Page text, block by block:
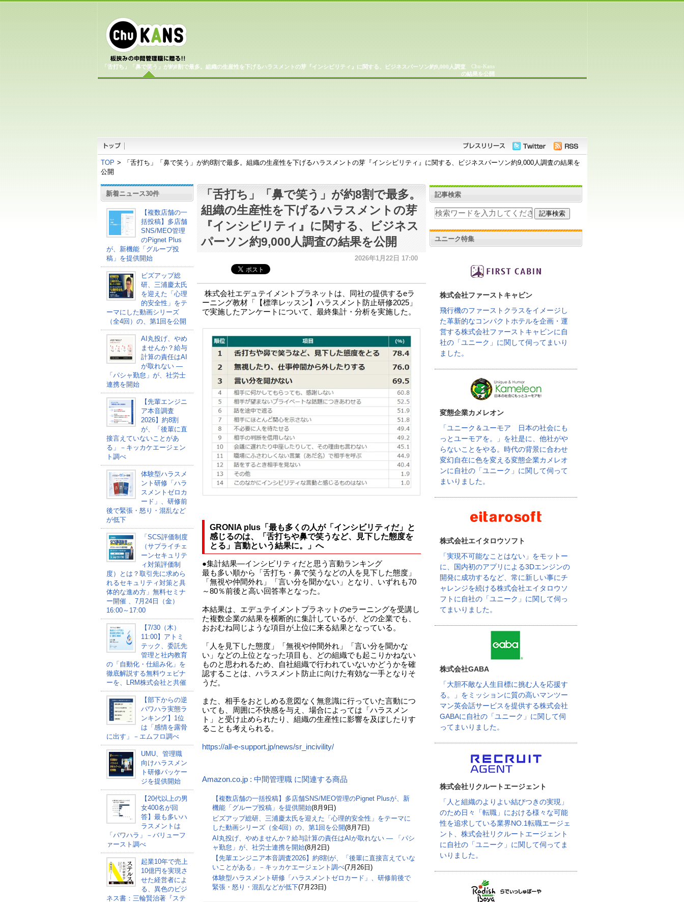
Chu-Kans
「舌打ち」「鼻で笑う」が約8割で最多。組織の生産性を下げるハラスメントの芽『インシビリティ』に関する、ビジネスパーソン約9,000人調査
の結果を公開
TOP >
「舌打ち」「鼻で笑う」が約8割で最多。組織の生産性を下げるハラスメントの芽『インシビリティ』に関する、ビジネスパーソン約9,000人調査の結果を
公開
新着ニュース30件
【複数店舗の一
括投稿】多店舗
SNS/MEO管理
のPignet Plus
が、新機能「グループ投
稿」を提供開始
ビズアップ総
研、三浦慶太氏
を迎えた「心理
的安全性」をテ
ーマにした動画シリーズ
（全4回）の、第1回を公開
AI丸投げ、やめ
ませんか？給与
計算の責任はAI
が取れない ―
「パシャ勤怠」が、社労士
連携を開始
【先輩エンジニ
ア本音調査
2026】約8割
が、「後輩に直
接言えていないことがあ
る」－キッカケエージェン
ト調べ
体験型ハラスメ
ント研修「ハラ
スメントゼロカ
ード」、研修前
後で緊張・怒り・混乱など
が低下
「SCS評価制度
（サプライチェ
ーンセキュリテ
ィ対策評価制
度）とは？取引先に求めら
れるセキュリティ対策と具
体的な進め方」無料セミナ
ー開催 、7月24日（金）
16:00～17:00
【7/30（木）
11:00】アトミ
テック、委託先
管理と社内教育
の「自動化・仕組み化」を
徹底解説する無料ウェビナ
ーを、LRM株式会社と共催
【部下からの逆
パワハラ実態ラ
ンキング】1位
は「感情を露骨
に出す」－エムフロ調べ
UMU、管理職
向けハラスメン
ト研修パッケー
ジを提供開始
【20代以上の男
女400名が回
答】最も多いハ
ラスメントは
「パワハラ」－バリューフ
ァースト調べ
起業10年で売上
10億円を実現さ
せた経営者によ
る、異色のビジ
ネス書：三輪賢治著『ステ
「舌打ち」「鼻で笑う」が約8割で最多。
組織の生産性を下げるハラスメントの芽
『インシビリティ』に関する、ビジネス
パーソン約9,000人調査の結果を公開
2026年1月22日 17:00
株式会社エデュテイメントプラネットは、同社の提供するeラ
ーニング教材「【標準レッスン】ハラスメント防止研修2025」
で実施したアンケートについて、最終集計・分析を実施した。
GRONIA plus「最も多くの人が「インシビリティだ」と
感じるのは、「舌打ちや鼻で笑うなど、見下した態度を
とる」言動という結果に。」へ
●集計結果―インシビリティだと思う言動ランキング
最も多い順から「舌打ち・鼻で笑うなどの人を見下した態度」
「無視や仲間外れ」「言い分を聞かない」となり、いずれも70
～80％前後と高い回答率となった。
本結果は、エデュテイメントプラネットのeラーニングを受講し
た複数企業の結果を横断的に集計しているが、どの企業でも、
おおむね同じような項目が上位に来る結果となっている。
「人を見下した態度」「無視や仲間外れ」「言い分を聞かな
い」などの上位となった項目も、どの組織でも起こりかねない
ものと思われるため、自社組織で行われていないかどうかを確
認することは、ハラスメント防止に向けた有効な一手となりそ
うだ。
また、相手をおとしめる意図なく無意識に行っていた言動につ
いても、周囲に不快感を与え、場合によっては「ハラスメン
ト」と受け止められたり、組織の生産性に影響を及ぼしたりす
ることも考えられる。
https://all-e-support.jp/news/sr_incivility/
Amazon.co.jp : 中間管理職 に関連する商品
【複数店舗の一括投稿】多店舗SNS/MEO管理のPignet Plusが、新
機能「グループ投稿」を提供開始(8月9日)
ビズアップ総研、三浦慶太氏を迎えた「心理的安全性」をテーマに
した動画シリーズ（全4回）の、第1回を公開(8月7日)
AI丸投げ、やめませんか？給与計算の責任はAIが取れない ― 「パシ
ャ勤怠」が、社労士連携を開始(8月2日)
【先輩エンジニア本音調査2026】約8割が、「後輩に直接言えていな
いことがある」－キッカケエージェント調べ(7月26日)
体験型ハラスメント研修「ハラスメントゼロカード」、研修前後で
緊張・怒り・混乱などが低下(7月23日)
記事検索
ユニーク特集
株式会社ファーストキャビン
飛行機のファーストクラスをイメージし
た革新的なコンパクトホテルを企画・運
営する株式会社ファーストキャビンに自
社の「ユニーク」に関して伺ってまいり
ました。
変態企業カメレオン
「ユニーク＆ユーモア 日本の社会にも
っとユーモアを。」を社是に、他社がや
らないことをやる。時代の背景に合わせ
変幻自在に色を変える変態企業カメレオ
ンに自社の「ユニーク」に関して伺って
まいりました。
株式会社エイタロウソフト
「実現不可能なことはない」をモットー
に、国内初のアプリによる3Dエンジンの
開発に成功するなど、常に新しい事にチ
ャレンジを続ける株式会社エイタロウソ
フトに自社の「ユニーク」に関して伺っ
てまいりました。
株式会社GABA
「大胆不敵な人生目標に挑む人を応援す
る。」をミッションに質の高いマンツー
マン英会話サービスを提供する株式会社
GABAに自社の「ユニーク」に関して伺
ってまいりました。
株式会社リクルートエージェント
「人と組織のよりよい結びつきの実現」
のため日々「転職」における様々な可能
性を追求している業界NO.1転職エージェ
ント、株式会社リクルートエージェント
に自社の「ユニーク」に関して伺ってま
いりました。